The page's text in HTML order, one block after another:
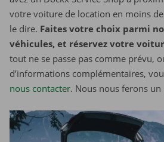
votre voiture de location en moins
le dire. Faites votre choix parmi
véhicules, et réservez votre
tout ne se passe pas comme prévu,
d’informations complémentaires,
nous contacter. Nous nous ferons